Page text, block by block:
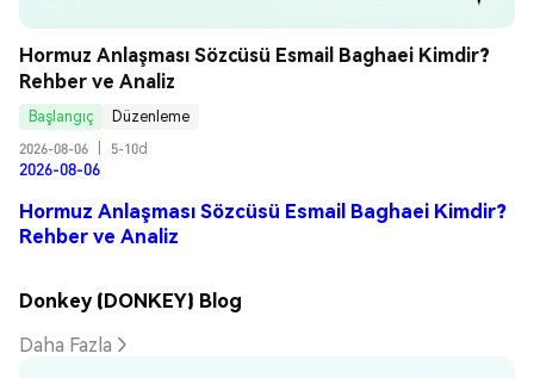
Hormuz Anlaşması Sözcüsü Esmail Baghaei Kimdir?
Rehber ve Analiz
Başlangıç
Düzenleme
2026-08-06
5-10d
2026-08-06
Hormuz Anlaşması Sözcüsü Esmail Baghaei Kimdir?
Rehber ve Analiz
Donkey (DONKEY) Blog
Daha Fazla